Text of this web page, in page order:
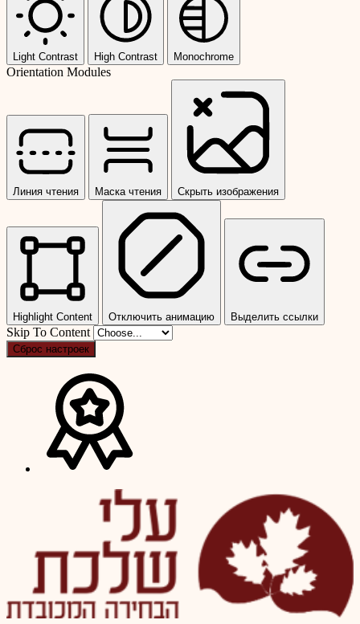
Light Contrast High Contrast Monochrome
Orientation Modules
Линия чтения Маска чтения Скрыть изображения
Highlight Content Отключить анимацию Выделить ссылки
Skip To Content
Сброс настроек